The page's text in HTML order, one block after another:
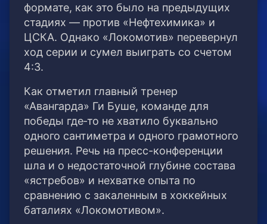
формате, как это было на предыдущих
стадиях — против «Нефтехимика» и
ЦСКА. Однако «Локомотив» перевернул
ход серии и сумел выиграть со счетом
4:3.
Как отметил главный тренер
«Авангарда» Ги Буше, команде для
победы где‑то не хватило буквально
одного сантиметра и одного грамотного
решения. Речь на пресс-конференции
шла и о недостаточной глубине состава
«ястребов» и нехватке опыта по
сравнению с закаленным в хоккейных
баталиях «Локомотивом».